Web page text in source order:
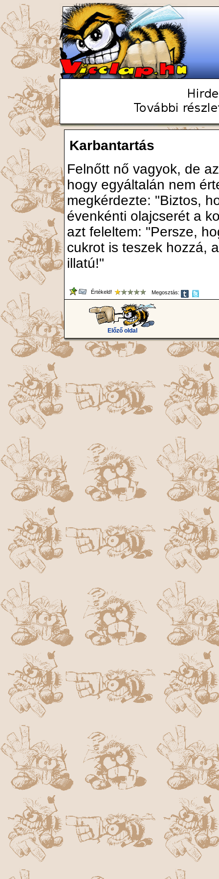
Karbantartás
Felnőtt nő vagyok, de
hogy egyáltalán nem
megkérdezte: "Biztos,
évenkénti olajcserét a
azt feleltem: "Persze,
cukrot is teszek hozzá,
illatú!"
Értékeld! Megosztás:
Előző oldal